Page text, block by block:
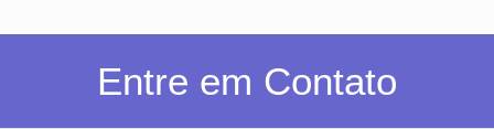
Entre em Contato